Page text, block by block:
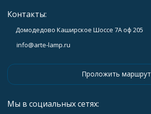
Контакты:
Домодедово Каширское Шоссе 7А оф 205
info@arte-lamp.ru
Проложить маршрут
Мы в социальных сетях: